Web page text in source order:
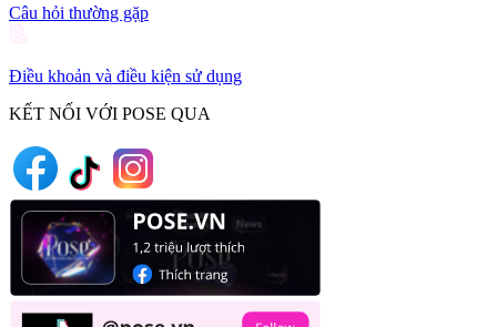
Câu hỏi thường gặp
Điều khoản và điều kiện sử dụng
KẾT NỐI VỚI POSE QUA